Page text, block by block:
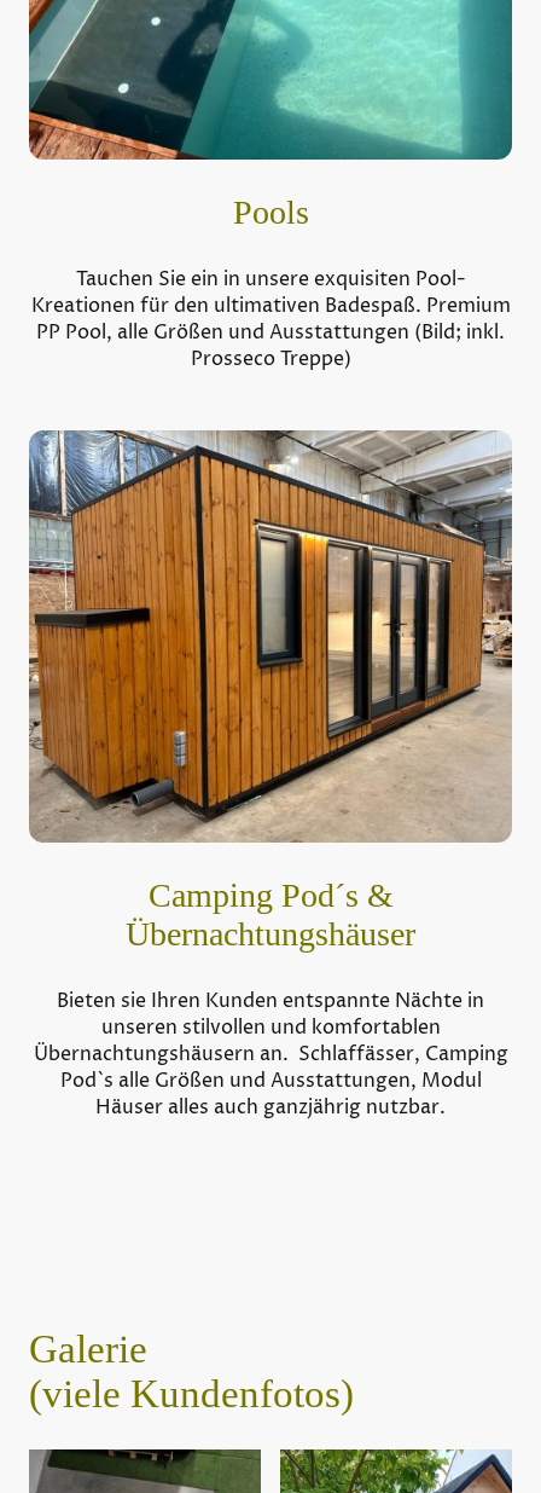
Pools
Tauchen Sie ein in unsere exquisiten Pool-
Kreationen für den ultimativen Badespaß. Premium
PP Pool, alle Größen und Ausstattungen (Bild; inkl.
Prosseco Treppe)
Camping Pod´s &
Übernachtungshäuser
Bieten sie Ihren Kunden entspannte Nächte in
unseren stilvollen und komfortablen
Übernachtungshäusern an. Schlaffässer, Camping
Pod`s alle Größen und Ausstattungen, Modul
Häuser alles auch ganzjährig nutzbar.
Galerie
(viele Kundenfotos)